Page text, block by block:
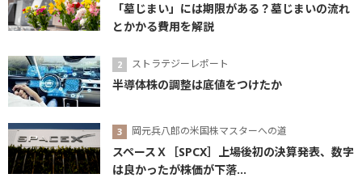
「墓じまい」には期限がある？墓じまいの流れ
とかかる費用を解説
ストラテジーレポート
半導体株の調整は底値をつけたか
岡元兵八郎の米国株マスターへの道
スペースＸ［SPCX］上場後初の決算発表、数字
は良かったが株価が下落...